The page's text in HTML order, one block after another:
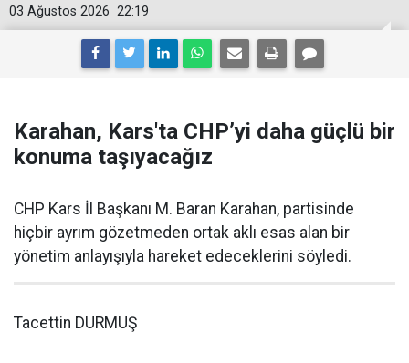
22:19
03 Ağustos 2026
Karahan, Kars'ta CHP’yi daha güçlü bir
konuma taşıyacağız
CHP Kars İl Başkanı M. Baran Karahan, partisinde
hiçbir ayrım gözetmeden ortak aklı esas alan bir
yönetim anlayışıyla hareket edeceklerini söyledi.
Tacettin DURMUŞ